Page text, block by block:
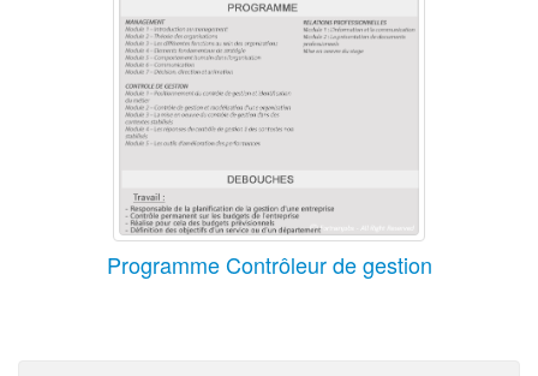
Programme Contrôleur de gestion